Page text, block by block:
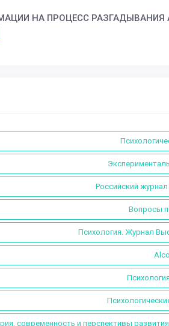
НА ПРОЦЕСС РАЗГАДЫВАНИЯ
Российский журнал
Вопросы
Психология. Журнал
современность и перспективы